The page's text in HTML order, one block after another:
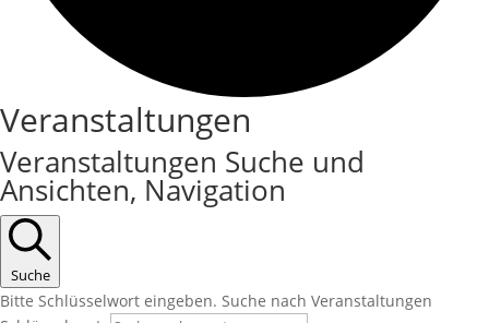
Veranstaltungen
Veranstaltungen Suche und
Ansichten, Navigation
Suche
Bitte Schlüsselwort eingeben. Suche nach Veranstaltungen